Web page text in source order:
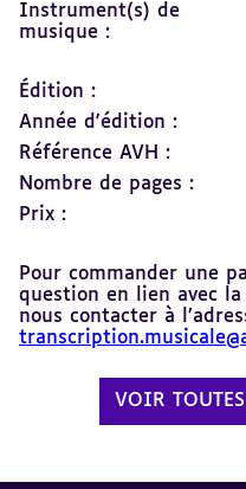
Instrument(s) de
musique :
Édition :
Année d'édition :
Référence AVH :
Nombre de pages :
Prix :
Pour commander une
question en lien avec la
nous contacter à
VOIR